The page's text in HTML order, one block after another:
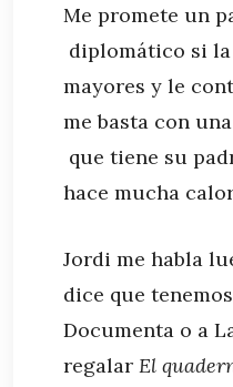
Me promete un
diplomático si la
mayores y le
me basta con
que tiene su
hace mucha
Jordi me habla
dice que
Documenta o a
regalar El